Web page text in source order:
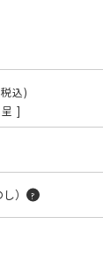
税込
呈 ]
）